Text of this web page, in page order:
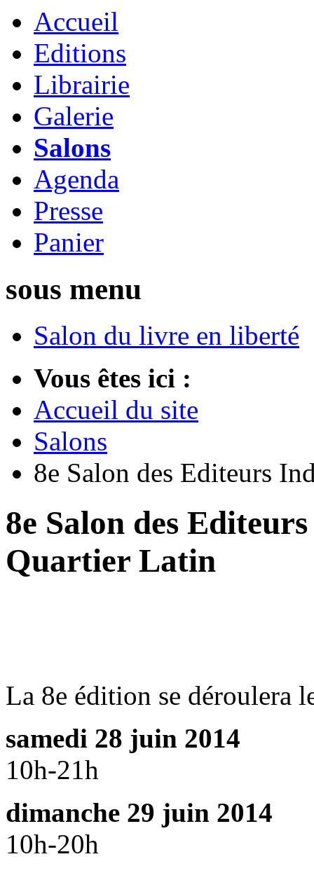
Accueil
Editions
Librairie
Galerie
Salons
Agenda
Presse
Panier
sous menu
Salon du livre en liberté
Vous êtes ici :
Accueil du site
Salons
8e Salon des Editeurs
8e Salon des
Quartier Latin
La 8e édition se déroulera
samedi 28 juin 2014
10h-21h
dimanche 29 juin 2014
10h-20h